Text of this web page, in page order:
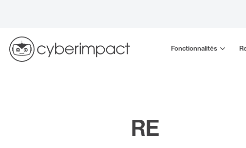
Fonctionnalités
RE